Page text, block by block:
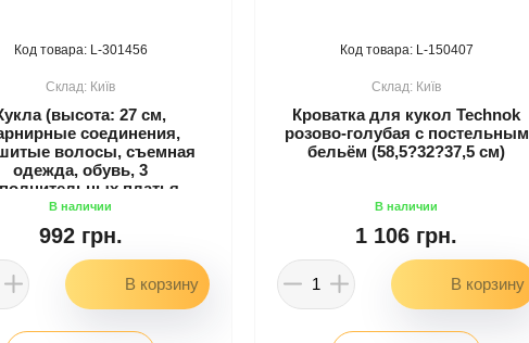
301456
Київ
(высота: 27 см,
соединения,
волосы, съемная
одежда, обувь, 3
платья,
кроватка с горкой)
992 грн.
150407
Київ
Кроватка для кукол Technok
розово-голубая с постельным
бельём (58,5?32?37,5 см)
1 106 грн.